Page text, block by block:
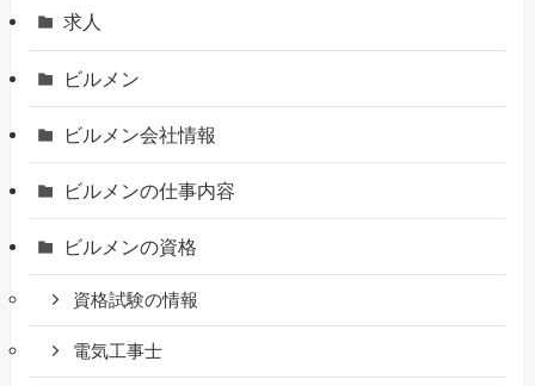
求人
ビルメン
ビルメン会社情報
ビルメンの仕事内容
ビルメンの資格
資格試験の情報
電気工事士